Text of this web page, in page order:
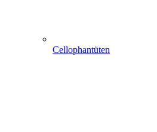
Cellophantüten